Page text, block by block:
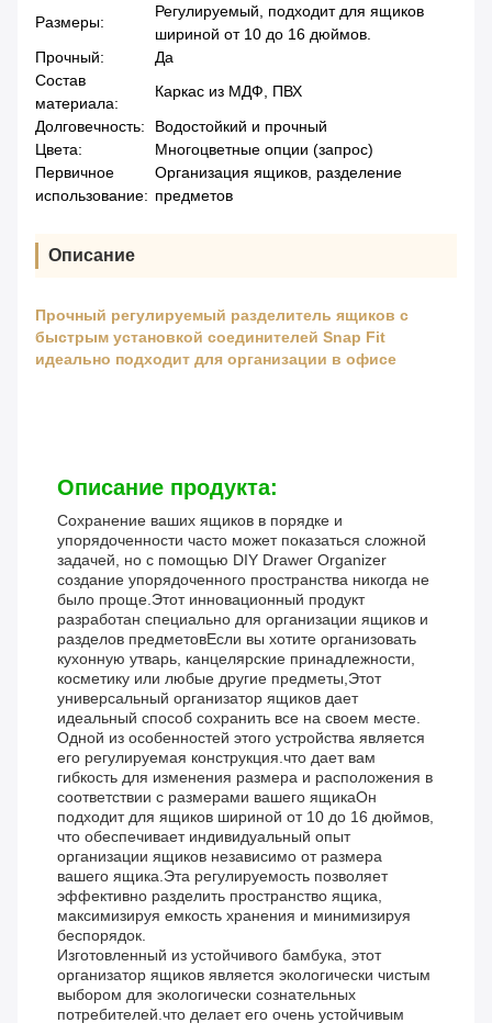
Размеры:
Регулируемый, подходит для ящиков
шириной от 10 до 16 дюймов.
Прочный:
Да
Состав
материала:
Каркас из МДФ, ПВХ
Долговечность:
Водостойкий и прочный
Цвета:
Многоцветные опции (запрос)
Первичное
использование:
Организация ящиков, разделение
предметов
Описание
Прочный регулируемый разделитель ящиков с
быстрым установкой соединителей Snap Fit
идеально подходит для организации в офисе
Описание продукта:
Сохранение ваших ящиков в порядке и
упорядоченности часто может показаться сложной
задачей, но с помощью DIY Drawer Organizer
создание упорядоченного пространства никогда не
было проще.Этот инновационный продукт
разработан специально для организации ящиков и
разделов предметовЕсли вы хотите организовать
кухонную утварь, канцелярские принадлежности,
косметику или любые другие предметы,Этот
универсальный организатор ящиков дает
идеальный способ сохранить все на своем месте.
Одной из особенностей этого устройства является
его регулируемая конструкция.что дает вам
гибкость для изменения размера и расположения в
соответствии с размерами вашего ящикаОн
подходит для ящиков шириной от 10 до 16 дюймов,
что обеспечивает индивидуальный опыт
организации ящиков независимо от размера
вашего ящика.Эта регулируемость позволяет
эффективно разделить пространство ящика,
максимизируя емкость хранения и минимизируя
беспорядок.
Изготовленный из устойчивого бамбука, этот
организатор ящиков является экологически чистым
выбором для экологически сознательных
потребителей.что делает его очень устойчивым